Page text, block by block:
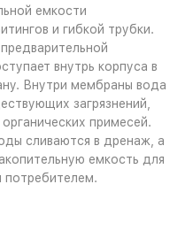
емкости
и гибкой трубки.
внутрь корпуса в
Внутри мембраны вода
загрязнений,
примесей.
сливаются в дренаж, а
емкость для
потребителем.